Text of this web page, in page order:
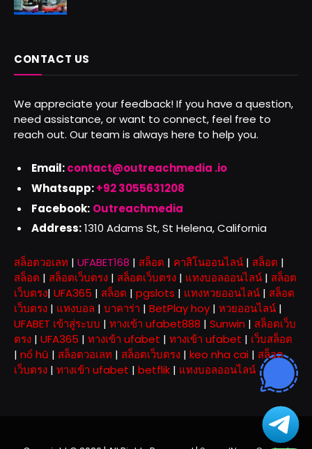
CONTACT US
We appreciate your feedback! If you have a question,
need assistance, or want to connect, feel free to
reach out. Our team is always here to help you.
Email:contact@outreachmedia .io
Whatsapp:+92 3055631208
Facebook: Outreachmedia
Address:1310 Adams St, St Helena, California
สล็อตวอเลท | UFABET168 | สล็อต | คาสิโนออนไลน์ | สล็อต |
สล็อต | สล็อตเว็บตรง | สล็อตเว็บตรง | แทงบอลออนไลน์ | สล็อต
เว็บตรง| UFA365 | สล็อต | pgslots | แทงหวยออนไลน์ | สล็อต
เว็บตรง | แทงบอล | บาคาร่า | BetPlay hoy | หวยออนไลน์ |
UFABET เข้าสู่ระบบ | ทางเข้า ufabet888 | Sunwin | สล็อตเว็บ
ตรง | UFA365 | ทางเข้า ufabet | ทางเข้า ufabet | เว็บสล็อต
| nổ hũ | สล็อตวอเลท | สล็อตเว็บตรง | keo nha cai | สล็อต
เว็บตรง | ทางเข้า ufabet | betflik | แทงบอลออนไลน์